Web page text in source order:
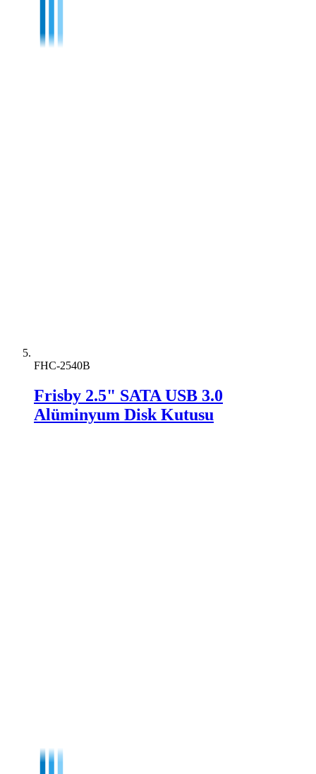
FHC-2540B
Frisby 2.5" SATA USB 3.0
Alüminyum Disk Kutusu